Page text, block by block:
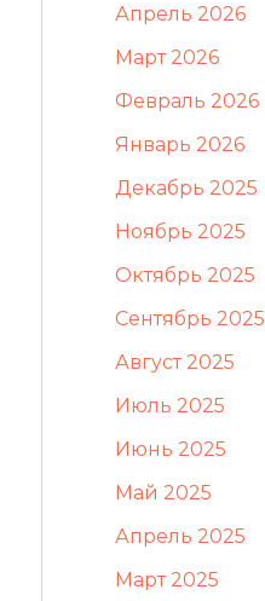
Апрель 2026
Март 2026
Февраль 2026
Январь 2026
Декабрь 2025
Ноябрь 2025
Октябрь 2025
Сентябрь 2025
Август 2025
Июль 2025
Июнь 2025
Май 2025
Апрель 2025
Март 2025